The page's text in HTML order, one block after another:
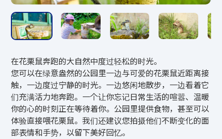
在花栗鼠奔跑的大自然中度过轻松的时光。
您可以在绿意盎然的公园里一边与可爱的花栗鼠近距离接
触，一边度过宁静的时光。一边悠闲地散步，一边看着它
们充满活力地奔跑。一个让你忘记日常生活的喧嚣、温暖
你的心的时刻正在等待着你。公园里提供食物，甚至可以
体验直接喂花栗鼠。我们还建议您拍摄他们不断变化的面
部表情和手势，以留下美好回忆。
防范措施
*如果因风而无法在山顶运行，巴士将在山
*请注意，如果即使在山脚下风力也很大，
出于安全考虑，行程将被取消。
*运营决定将于17:00左右做出，并在mate
的Instagram上做出https://www.instagra
m.com/mate.hotairballoon/的故事
它将发布在天狗山官方主页上。